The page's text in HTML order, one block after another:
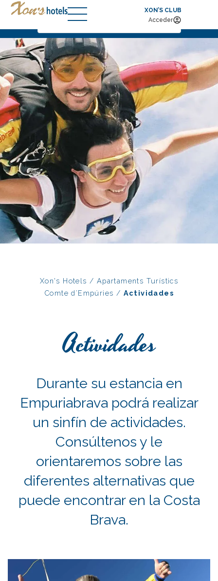
XON’S CLUB
Acceder
Entrada — Salida
Xon's Hotels / Apartaments Turístics
Comte d’Empúries / Actividades
Actividades
Durante su estancia en
Empuriabrava podrá realizar
un sinfín de actividades.
Consúltenos y le
orientaremos sobre las
diferentes alternativas que
puede encontrar en la Costa
Brava.